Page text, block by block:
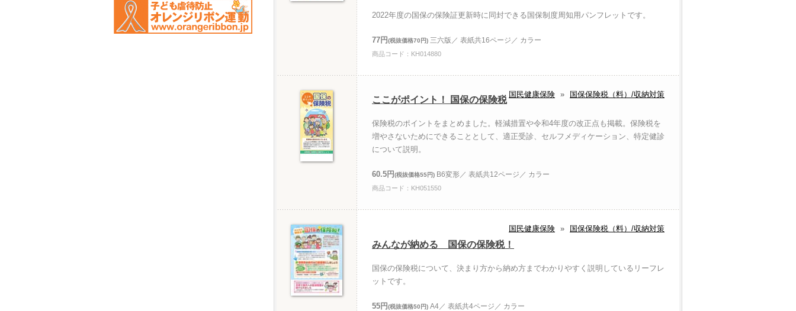
2022年度の国保の保険証更新時に同封できる国保制度周知用パンフレットです。
77円(税抜価格70円) 三六版／ 表紙共16ページ／ カラー
商品コード：KH014880
国民健康保険 » 国保保険税（料）/収納対策
ここがポイント！ 国保の保険税
保険税のポイントをまとめました。軽減措置や令和4年度の改正点も掲載。保険税を
増やさないためにできることとして、適正受診、セルフメディケーション、特定健診
について説明。
60.5円(税抜価格55円) B6変形／ 表紙共12ページ／ カラー
商品コード：KH051550
国民健康保険 » 国保保険税（料）/収納対策
みんなが納める 国保の保険税！
国保の保険税について、決まり方から納め方までわかりやすく説明しているリーフレ
ットです。
55円(税抜価格50円) A4／ 表紙共4ページ／ カラー